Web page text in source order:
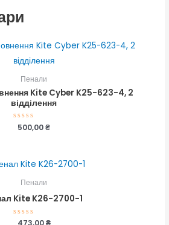
Пенали
Kite Cyber K25-623-4, 2
відділення
Оцінено
500,00₴
Пенали
Kite K26-2700-1
Оцінено